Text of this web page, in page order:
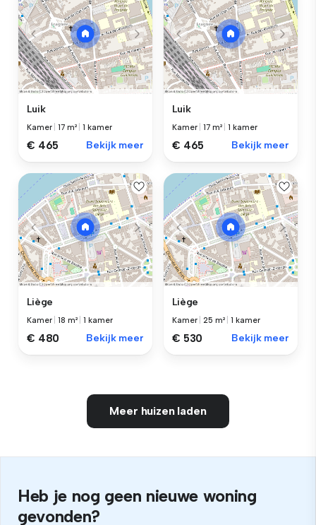
Luik
Kamer |17 m² |1 kamer
€ 465 Bekijk meer
Luik
Kamer |17 m² |1 kamer
€ 465 Bekijk meer
Liège
Kamer |18 m² |1 kamer
€ 480 Bekijk meer
Liège
Kamer |25 m² |1 kamer
€ 530 Bekijk meer
Meer huizen laden
Heb je nog geen nieuwe woning
gevonden?